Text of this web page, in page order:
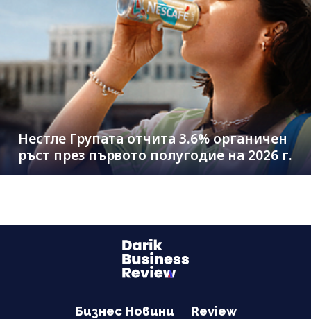
Нестле Групата отчита 3.6% органичен
ръст през първото полугодие на 2026 г.
Бизнес Новини
Review